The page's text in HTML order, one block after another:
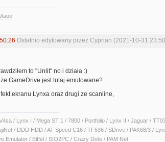
laoo
Ostatnio edytowany przez Cyprian (2021-10-31
to "Unlit" no i działa :)
GameDrive jest tutaj emulowane?
ekranu Lynxa oraz drugi ze scanline,
/ Lynx I / Mega ST 1 / 7800 / Portfolio / Lynx II / Jaguar /
/ DDD HDD / AT Speed C16 / TF536 / SDrive / PAK68/3 /
Emulator / Eiffel / SIO2PC / Crazy Dots / PAM Net